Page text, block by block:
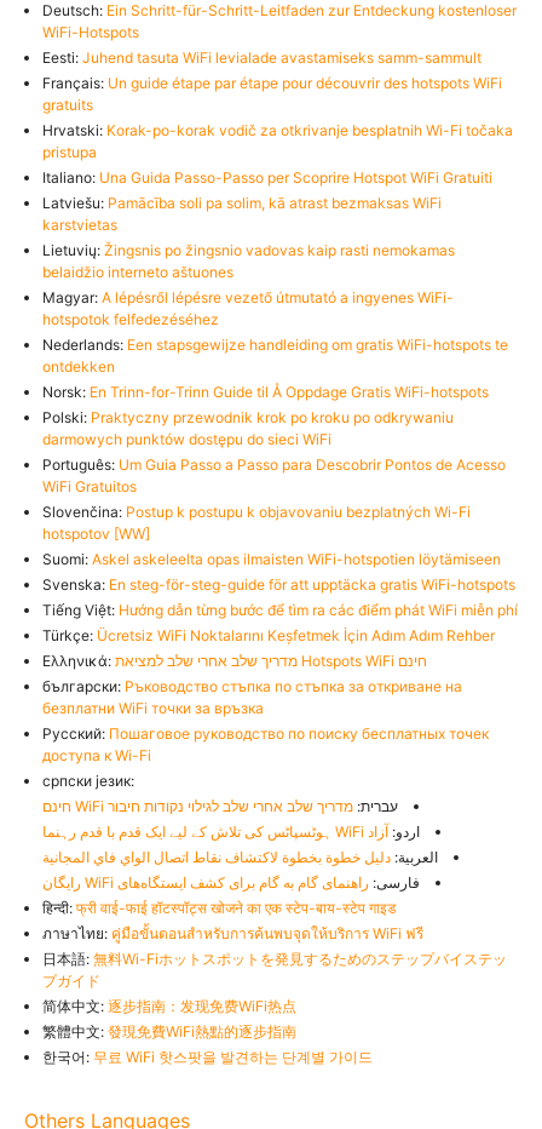
Deutsch: Ein Schritt-für-Schritt-Leitfaden zur Entdeckung kostenloser
WiFi-Hotspots
Eesti: Juhend tasuta WiFi levialade avastamiseks samm-sammult
Français: Un guide étape par étape pour découvrir des hotspots WiFi
gratuits
Hrvatski: Korak-po-korak vodič za otkrivanje besplatnih Wi-Fi točaka
pristupa
Italiano: Una Guida Passo-Passo per Scoprire Hotspot WiFi Gratuiti
Latviešu: Pamācība soli pa solim, kā atrast bezmaksas WiFi
karstvietas
Lietuvių: Žingsnis po žingsnio vadovas kaip rasti nemokamas
belaidžio interneto aštuones
Magyar: A lépésről lépésre vezető útmutató a ingyenes WiFi-
hotspotok felfedezéséhez
Nederlands: Een stapsgewijze handleiding om gratis WiFi-hotspots te
ontdekken
Norsk: En Trinn-for-Trinn Guide til Å Oppdage Gratis WiFi-hotspots
Polski: Praktyczny przewodnik krok po kroku po odkrywaniu
darmowych punktów dostępu do sieci WiFi
Português: Um Guia Passo a Passo para Descobrir Pontos de Acesso
WiFi Gratuitos
Slovenčina: Postup k postupu k objavovaniu bezplatných Wi-Fi
hotspotov [WW]
Suomi: Askel askeleelta opas ilmaisten WiFi-hotspotien löytämiseen
Svenska: En steg-för-steg-guide för att upptäcka gratis WiFi-hotspots
Tiếng Việt: Hướng dẫn từng bước để tìm ra các điểm phát WiFi miễn phí
Türkçe: Ücretsiz WiFi Noktalarını Keşfetmek İçin Adım Adım Rehber
Ελληνικά:
מדריך שלב אחרי שלב למציאת Hotspots WiFi חינם
български: Ръководство стъпка по стъпка за откриване на
безплатни WiFi точки за връзка
Русский: Пошаговое руководство по поиску бесплатных точек
доступа к Wi-Fi
српски језик:
עברית: מדריך שלב אחרי שלב לגילוי נקודות חיבור WiFi חינם
اردو: آزاد WiFi ہوٹسپاٹس کی تلاش کے لیے ایک قدم با قدم رہنما
العربية: دليل خطوة بخطوة لاكتشاف نقاط اتصال الواي فاي المجانية
فارسی: راهنمای گام به گام برای کشف ایستگاه‌های WiFi رایگان
हिन्दी: फ्री वाई-फाई हॉटस्पॉट्स खोजने का एक स्टेप-बाय-स्टेप गाइड
ภาษาไทย: คู่มือขั้นตอนสำหรับการค้นพบจุดให้บริการ WiFi ฟรี
日本語: 無料Wi-Fiホットスポットを発見するためのステップバイステッ
プガイド
简体中文: 逐步指南：发现免费WiFi热点
繁體中文: 發現免費WiFi熱點的逐步指南
한국어: 무료 WiFi 핫스팟을 발견하는 단계별 가이드
Others Languages